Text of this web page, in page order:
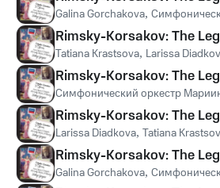
Galina Gorchakova,
Rimsky-Korsakov: The
Tatiana Krastsova, Larissa
Rimsky-Korsakov: The
Симфонический оркестр
Rimsky-Korsakov: The
Larissa Diadkova, Tatiana
Rimsky-Korsakov: The
Galina Gorchakova,